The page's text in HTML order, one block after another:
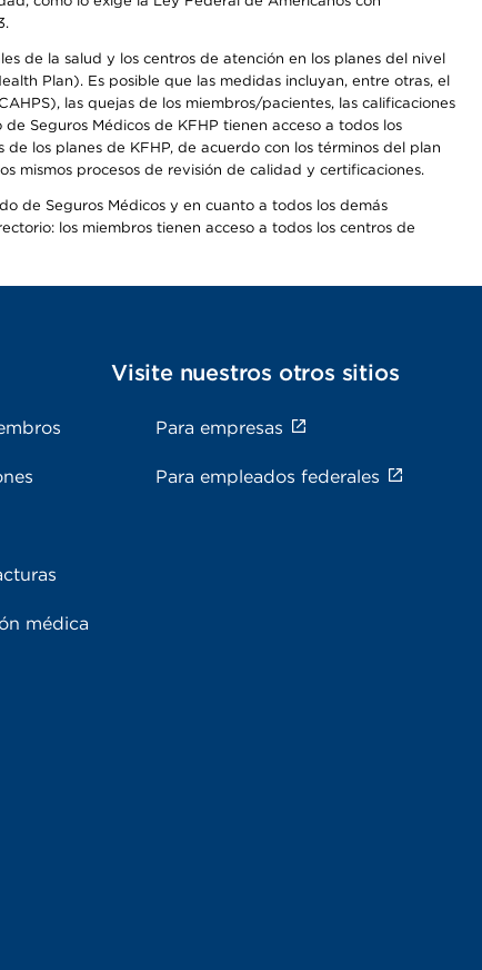
de la salud y los centros de atención en los planes del nivel
Plan). Es posible que las medidas incluyan, entre otras, el
las quejas de los miembros/pacientes, las calificaciones
Seguros Médicos de KFHP tienen acceso a todos los
los planes de KFHP, de acuerdo con los términos del plan
mismos procesos de revisión de calidad y certificaciones.
de Seguros Médicos y en cuanto a todos los demás
los miembros tienen acceso a todos los centros de
médica
Visite nuestros otros sitios
Para empresas
Para empleados federales